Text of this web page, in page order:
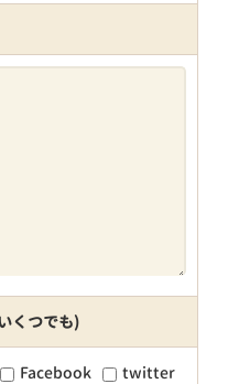
くつでも)
Facebook
twitter